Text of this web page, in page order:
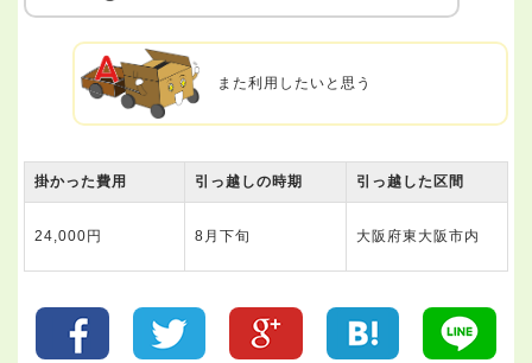
また利用したいと思う
掛かった費用 引っ越しの時期 引っ越した区間
24,000円 8月下旬 大阪府東大阪市内